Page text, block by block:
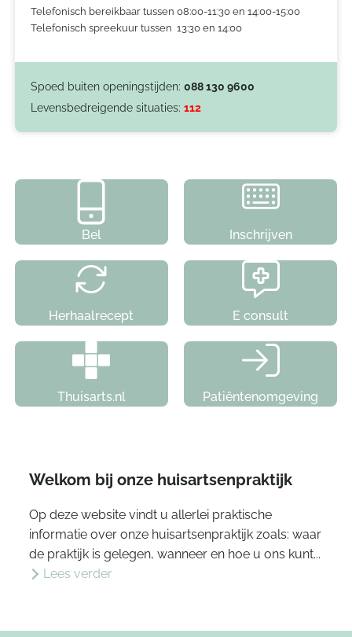
Telefonisch bereikbaar tussen 08:00-11:30 en 14:00-15:00
Telefonisch spreekuur tussen 13:30 en 14:00
Spoed buiten openingstijden: 088 130 9600
Levensbedreigende situaties: 112
Bel Inschrijven
Herhaalrecept E consult
Thuisarts.nl Patiëntenomgeving
Welkom bij onze huisartsenpraktijk
Op deze website vindt u allerlei praktische
informatie over onze huisartsenpraktijk zoals: waar
de praktijk is gelegen, wanneer en hoe u ons kunt...
Lees verder